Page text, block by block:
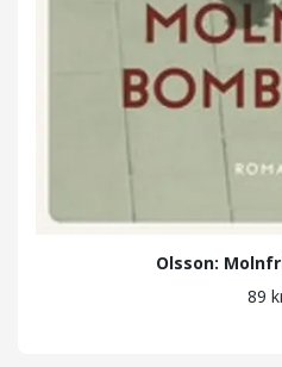
Olsson:
89